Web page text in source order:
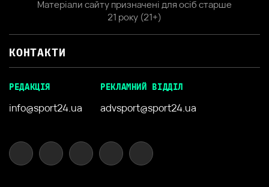
Матеріали сайту призначені для осіб старше
21 року (21+)
КОНТАКТИ
РЕДАКЦІЯ
info@sport24.ua
РЕКЛАМНИЙ ВІДДІЛ
advsport@sport24.ua